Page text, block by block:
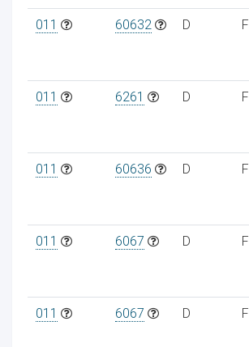
011 60632 D F
011 6261 D F
011 60636 D F
011 6067 D F
011 6067 D F